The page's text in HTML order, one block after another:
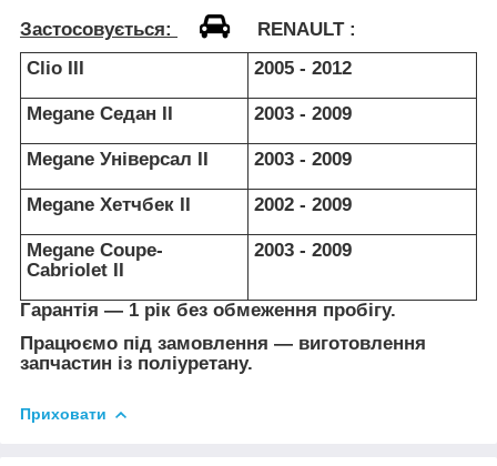
Застосовується:
RENAULT:
Clio III
2005 - 2012
Megane Седан II 2003 - 2009
Megane Універсал II 2003 - 2009
Megane Хетчбек II 2002 - 2009
Megane Coupe-
Cabriolet II
2003 - 2009
Гарантія — 1 рік без обмеження пробігу.
Працюємо під замовлення — виготовлення
запчастин із поліуретану.
Приховати